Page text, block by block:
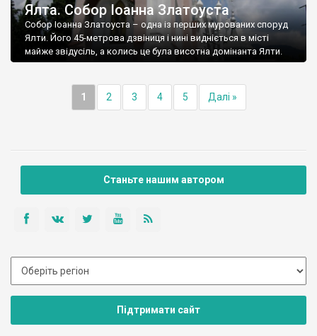
Ялта. Собор Іоанна Златоуста
Собор Іоанна Златоуста – одна із перших мурованих споруд
Ялти. Його 45-метрова дзвіниця і нині видніється в місті
майже звідусіль, а колись це була висотна домінанта Ялти.
1 2 3 4 5 Далі »
Станьте нашим автором
Підтримати сайт